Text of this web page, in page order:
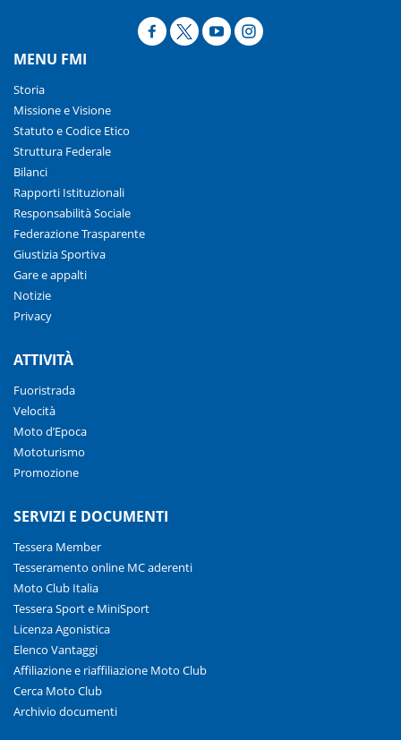
MENU FMI
Storia
Missione e Visione
Statuto e Codice Etico
Struttura Federale
Bilanci
Rapporti Istituzionali
Responsabilità Sociale
Federazione Trasparente
Giustizia Sportiva
Gare e appalti
Notizie
Privacy
ATTIVITÀ
Fuoristrada
Velocità
Moto d’Epoca
Mototurismo
Promozione
SERVIZI E DOCUMENTI
Tessera Member
Tesseramento online MC aderenti
Moto Club Italia
Tessera Sport e MiniSport
Licenza Agonistica
Elenco Vantaggi
Affiliazione e riaffiliazione Moto Club
Cerca Moto Club
Archivio documenti